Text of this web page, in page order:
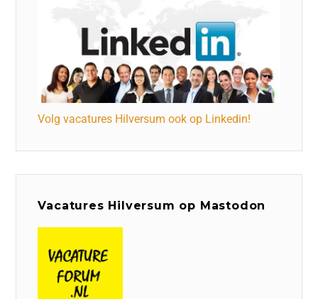
Volg vacatures Hilversum ook op Linkedin!
Vacatures Hilversum op Mastodon